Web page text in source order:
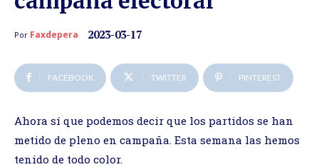
Por Faxdepera 2023-03-17
FACEBOOK TWITTER PINTEREST
Ahora sí que podemos decir que los partidos se han
metido de pleno en campaña. Esta semana las hemos
tenido de todo color.